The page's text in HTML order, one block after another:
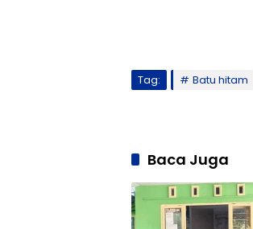
Tag: Batu hitam
Baca Juga